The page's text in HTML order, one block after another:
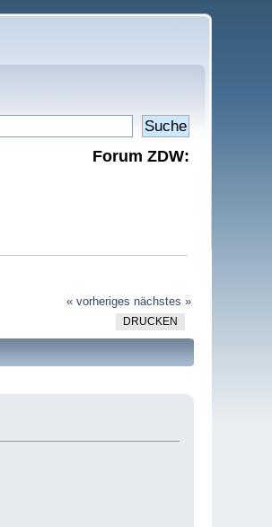
Forum ZDW:
« vorheriges nächstes »
DRUCKEN